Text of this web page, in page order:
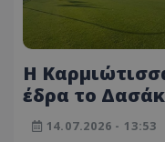
Η
έδρα το
14.07.2026 - 13:53